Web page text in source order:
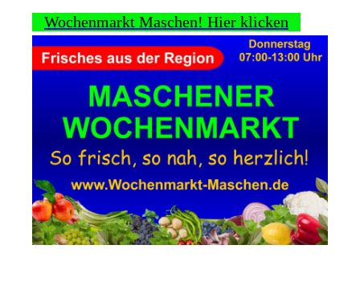
Wochenmarkt Maschen! Hier klicken